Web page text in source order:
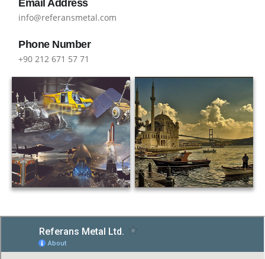
Email Address
info@referansmetal.com
Phone Number
+90 212 671 57 71